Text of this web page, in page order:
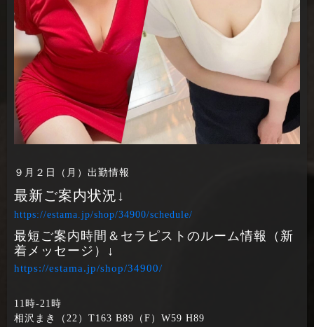
９月２日（月）出勤情報
最新ご案内状況↓
https://estama.jp/shop/34900/schedule/
最短ご案内時間＆セラピストのルーム情報（新
着メッセージ）↓
https://estama.jp/shop/34900/
11時‐21時
相沢まき（22）T163 B89（F）W59 H89